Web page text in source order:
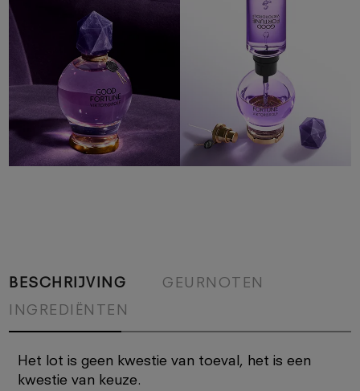
BESCHRIJVING
GEURNOTEN
INGREDIËNTEN
Het lot is geen kwestie van toeval, het is een
kwestie van keuze.